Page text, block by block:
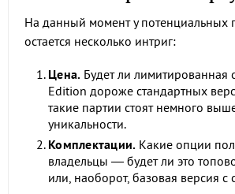
На данный момент у потенциальных
остается несколько интриг:
Цена. Будет ли лимитированная
Edition дороже стандартных
такие партии стоят немного
уникальности.
Комплектации. Какие опции
владельцы — будет ли это
или, наоборот, базовая версия с